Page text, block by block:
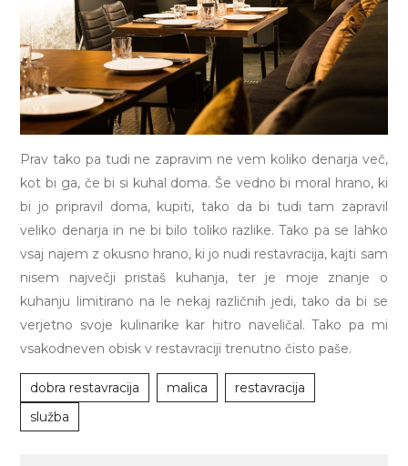
Prav tako pa tudi ne zapravim ne vem koliko denarja več,
kot bi ga, če bi si kuhal doma. Še vedno bi moral hrano, ki
bi jo pripravil doma, kupiti, tako da bi tudi tam zapravil
veliko denarja in ne bi bilo toliko razlike. Tako pa se lahko
vsaj najem z okusno hrano, ki jo nudi restavracija, kajti sam
nisem največji pristaš kuhanja, ter je moje znanje o
kuhanju limitirano na le nekaj različnih jedi, tako da bi se
verjetno svoje kulinarike kar hitro naveličal. Tako pa mi
vsakodneven obisk v restavraciji trenutno čisto paše.
dobra restavracija malica
restavracija
služba